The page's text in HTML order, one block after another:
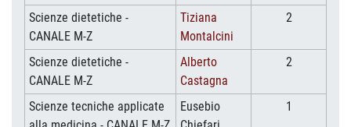
Scienze dietetiche -
CANALE M-Z
Tiziana
Montalcini
2
Scienze dietetiche -
CANALE M-Z
Alberto
Castagna
2
Scienze tecniche applicate
Eusebio
1